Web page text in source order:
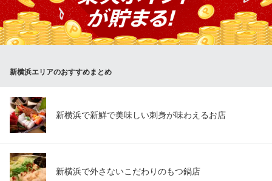
身も心も温まる当店で極上の「旨い」をお楽しみくださいませ。
旅情個室空間 酒の友 新横浜店
神奈川県横浜市港北区新横浜3-17-15 リバティー新横浜ビル3F
新横浜エリアのおすすめまとめ
新横浜で新鮮で美味しい刺身が味わえるお店
新横浜で外さないこだわりのもつ鍋店